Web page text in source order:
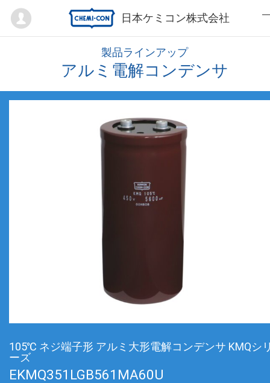
日本ケミコン株式会社
Mypage
製品ラインアップ
アルミ電解コンデンサ
105℃ ネジ端子形 アルミ大形電解コンデンサ KMQシ
ーズ
EKMQ351LGB561MA60U